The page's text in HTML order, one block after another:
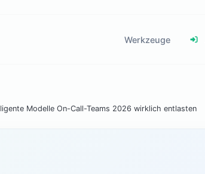
Werkzeuge
Modelle On-Call-Teams 2026 wirklich entlasten